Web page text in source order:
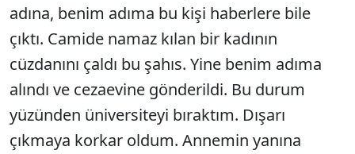
adına, benim adıma bu kişi haberlere bile
çıktı. Camide namaz kılan bir kadının
cüzdanını çaldı bu şahıs. Yine benim adıma
alındı ve cezaevine gönderildi. Bu durum
yüzünden üniversiteyi bıraktım. Dışarı
çıkmaya korkar oldum. Annemin yanına